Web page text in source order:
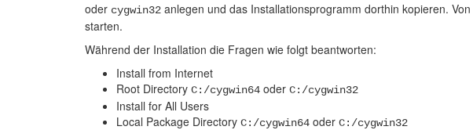
oder cygwin32anlegen und das Installationsprogramm dorthin kopieren.
starten.
Während der Installation die Fragen wie folgt beantworten:
Install from Internet
Root Directory C:/cygwin64oder C:/cygwin32
Install for All Users
Local Package Directory C:/cygwin64oder C:/cygwin32